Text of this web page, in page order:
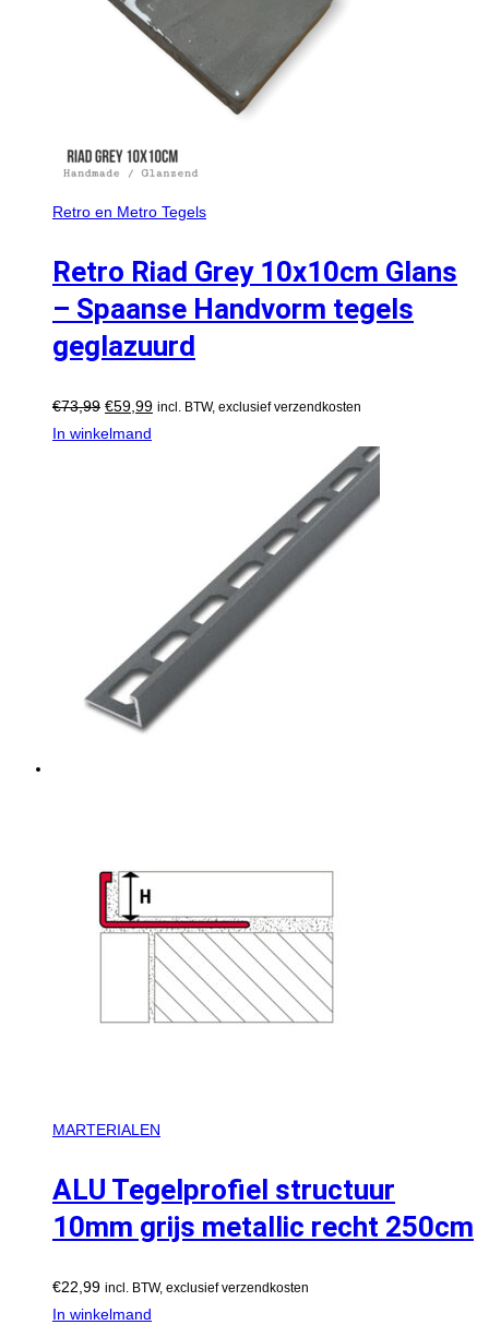
Retro en Metro Tegels
Retro Riad Grey 10x10cm Glans
– Spaanse Handvorm tegels
geglazuurd
€73,99 €59,99 incl. BTW, exclusief verzendkosten
In winkelmand
MARTERIALEN
ALU Tegelprofiel structuur
10mm grijs metallic recht 250cm
€22,99 incl. BTW, exclusief verzendkosten
In winkelmand